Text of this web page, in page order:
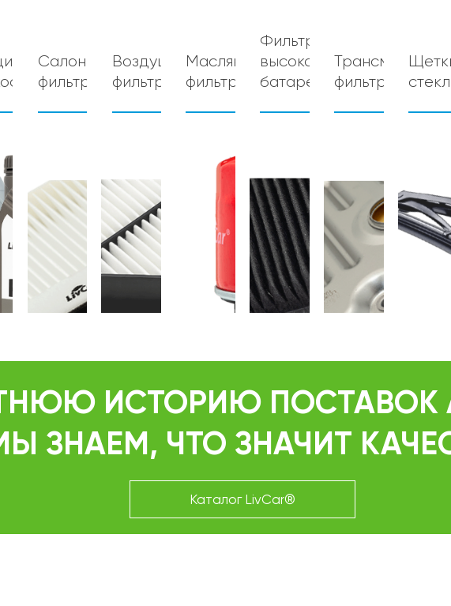
Салонные
фильтры
Воздушные
фильтры
Масляные
фильтры
Фильтры
высоковольтных
батарей
фильтры
ИСТОРИЮ ПОСТАВОК
ЗНАЕМ, ЧТО ЗНАЧИТ
Каталог LivCar®